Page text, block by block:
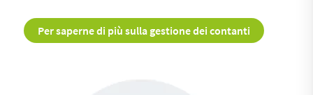
Per saperne di più sulla gestione dei contanti